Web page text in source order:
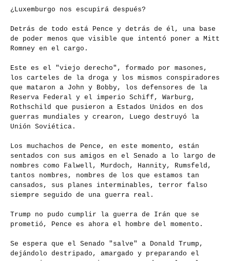
¿Luxemburgo nos escupirá después?
Detrás de todo está Pence y detrás de él, una base
de poder menos que visible que intentó poner a Mitt
Romney en el cargo.
Este es el "viejo derecho", formado por masones,
los carteles de la droga y los mismos conspiradores
que mataron a John y Bobby, los defensores de la
Reserva Federal y el imperio Schiff, Warburg,
Rothschild que pusieron a Estados Unidos en dos
guerras mundiales y crearon, Luego destruyó la
Unión Soviética.
Los muchachos de Pence, en este momento, están
sentados con sus amigos en el Senado a lo largo de
nombres como Falwell, Murdoch, Hannity, Rumsfeld,
tantos nombres, nombres de los que estamos tan
cansados, sus planes interminables, terror falso
siempre seguido de una guerra real.
Trump no pudo cumplir la guerra de Irán que se
prometió, Pence es ahora el hombre del momento.
Se espera que el Senado "salve" a Donald Trump,
dejándolo destripado, amargado y preparando el